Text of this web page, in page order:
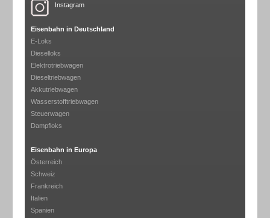
Instagram
Eisenbahn in Deutschland
E-Loks
Dieselloks
Elektrotriebwagen
Dieseltriebwagen
Akkutriebwagen
Wasserstofftriebwagen
Steuerwagen
Dampfloks
Eisenbahn in Europa
Österreich
Schweiz
Frankreich
Italien
Spanien